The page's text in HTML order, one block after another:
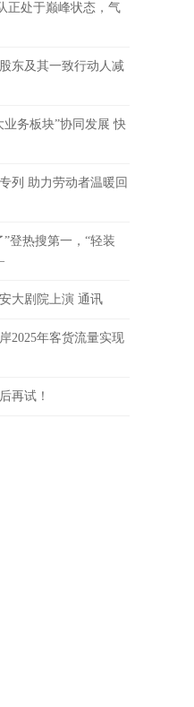
正处于巅峰状态，气
东及其一致行动人减
务板块”协同发展 快
列 助力劳动者温暖回
登热搜第一，“轻装
大剧院上演 通讯
2025年客货流量实现
再试！